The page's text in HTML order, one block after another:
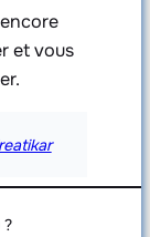
et vous